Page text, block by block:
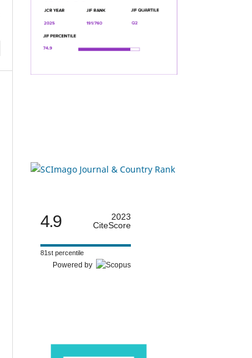
4.9
2023
CiteScore
81st percentile
Powered by